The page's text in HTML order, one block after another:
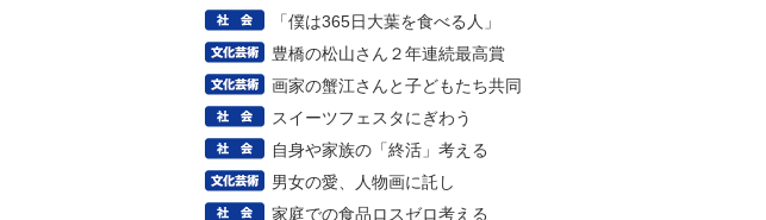
「僕は365日大葉を食べる人」
豊橋の松山さん２年連続最高賞
画家の蟹江さんと子どもたち共同
スイーツフェスタにぎわう
自身や家族の「終活」考える
男女の愛、人物画に託し
家庭での食品ロスゼロ考える